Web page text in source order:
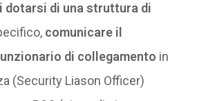
dotarsi di una struttura di
comunicare il
di collegamento in
(Security Liason Officer)